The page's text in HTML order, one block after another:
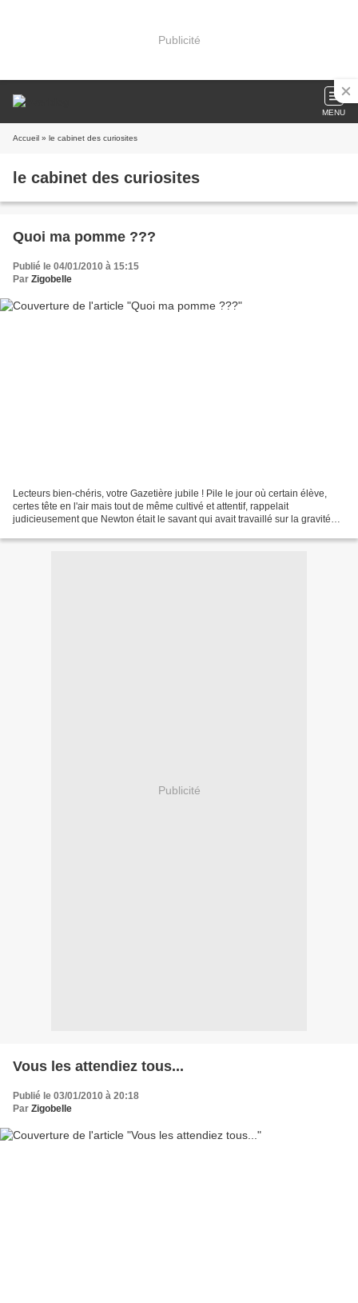
Publicité
MENU
Accueil » le cabinet des curiosites
le cabinet des curiosites
Quoi ma pomme ???
Publié le 04/01/2010 à 15:15
Par Zigobelle
Lecteurs bien-chéris, votre Gazetière jubile ! Pile le jour où certain élève,
certes tête en l'air mais tout de même cultivé et attentif, rappelait
judicieusement que Newton était le savant qui avait travaillé sur la gravité
Publicité
Vous les attendiez tous...
Publié le 03/01/2010 à 20:18
Par Zigobelle